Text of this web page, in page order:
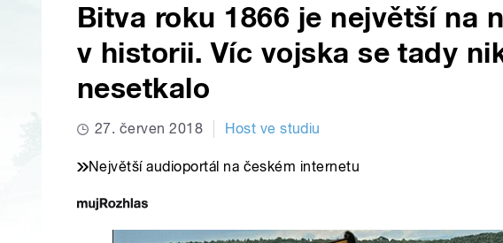
Bitva roku 1866 je největší na
v historii. Víc vojska se tady
nesetkalo
27. červen 2018 Host ve studiu
Největší audioportál na českém internetu